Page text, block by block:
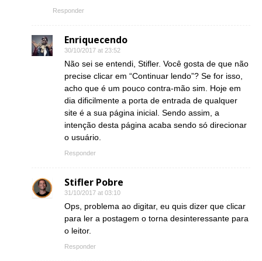
Responder
Enriquecendo
30/10/2017 at 23:52
Não sei se entendi, Stifler. Você gosta de que não
precise clicar em “Continuar lendo”? Se for isso,
acho que é um pouco contra-mão sim. Hoje em
dia dificilmente a porta de entrada de qualquer
site é a sua página inicial. Sendo assim, a
intenção desta página acaba sendo só direcionar
o usuário.
Responder
Stifler Pobre
31/10/2017 at 03:10
Ops, problema ao digitar, eu quis dizer que clicar
para ler a postagem o torna desinteressante para
o leitor.
Responder